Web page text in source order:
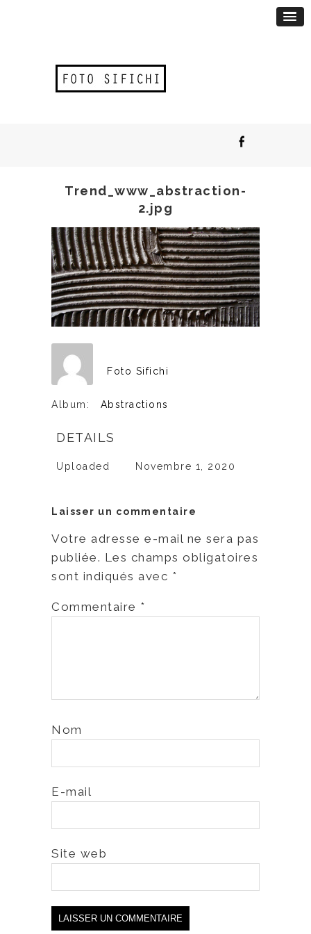
Trend_www_abstraction-
2.jpg
Foto Sifichi
Album: Abstractions
DETAILS
Uploaded Novembre 1, 2020
Laisser un commentaire
Votre adresse e-mail ne sera pas
publiée. Les champs obligatoires
sont indiqués avec *
Commentaire *
Nom
E-mail
Site web